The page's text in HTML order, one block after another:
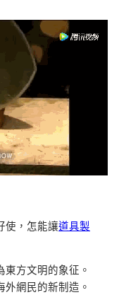
使，怎能讓道具製
方文明的象征。
網民的新制造。